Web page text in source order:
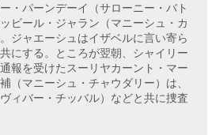
・パーンデーイ（サローニー・バト
ビール・ジャラン（マニーシュ・カ
ジャエーシュはイザベルに言い寄ら
にする。ところが翌朝、シャイリー
報を受けたスーリヤカーント・マー
（マニーシュ・チャウダリー）は、
ィバー・チッバル）などと共に捜査